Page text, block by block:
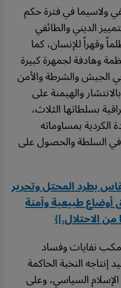
ولاسيما في فترة حكم
الديني والطائفي
وقهراً للإنسان، كما
وهادفة لجمهرة كبيرة
الجيش والشرطة والأمن
والهيمنة على
بسلطاتها الثلاث،
الكردية بمساوماته
في السلطة والحصول على
بطرد المحتل وتحرير
طبيعية وآمنة
الاحتلال.]}
نفايات وفساد
النخبة الحاكمة
السياسي، وعلى